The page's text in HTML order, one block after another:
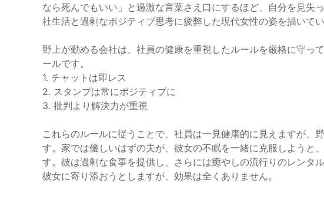
なら死んでもいい」と過激な言葉さえ口にするほど、自分を見失
社生活と過剰なポジティブ思考に疲弊した現代女性の姿を描いてい
野上が勤める会社は、社員の健康を重視したルールを厳格に守っ
ールです。
1. チャットは即レス
2. スタンプは常にポジティブに
3. 批判より解決力が重視
これらのルールに従うことで、社員は一見健康的に見えますが、
す。家では優しいはずの夫が、彼女の不眠を一緒に克服しようと
す。彼は過剰な食事を提供し、さらには癒やしの流行りのレンタ
彼女に寄り添おうとしますが、効果は全くありません。